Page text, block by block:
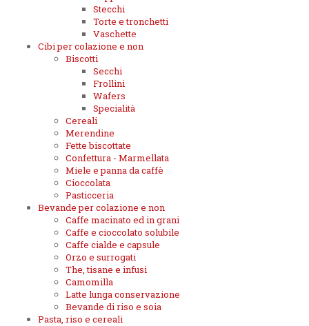
Stecchi
Torte e tronchetti
Vaschette
Cibi per colazione e non
Biscotti
Secchi
Frollini
Wafers
Specialità
Cereali
Merendine
Fette biscottate
Confettura - Marmellata
Miele e panna da caffè
Cioccolata
Pasticceria
Bevande per colazione e non
Caffe macinato ed in grani
Caffe e cioccolato solubile
Caffe cialde e capsule
Orzo e surrogati
The, tisane e infusi
Camomilla
Latte lunga conservazione
Bevande di riso e soia
Pasta, riso e cereali